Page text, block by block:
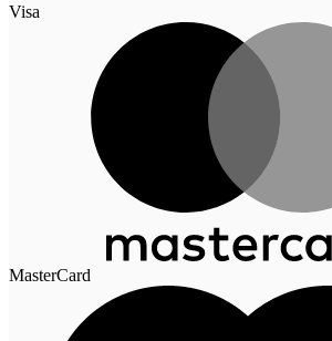
Visa
MasterCard